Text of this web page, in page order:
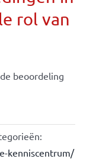
rol van
beoordeling
kenniscentrum/